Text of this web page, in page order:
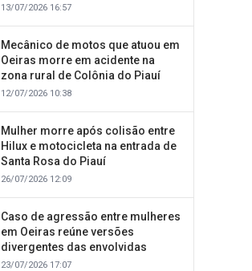
13/07/2026 16:57
Mecânico de motos que atuou em
Oeiras morre em acidente na
zona rural de Colônia do Piauí
12/07/2026 10:38
Mulher morre após colisão entre
Hilux e motocicleta na entrada de
Santa Rosa do Piauí
26/07/2026 12:09
Caso de agressão entre mulheres
em Oeiras reúne versões
divergentes das envolvidas
23/07/2026 17:07